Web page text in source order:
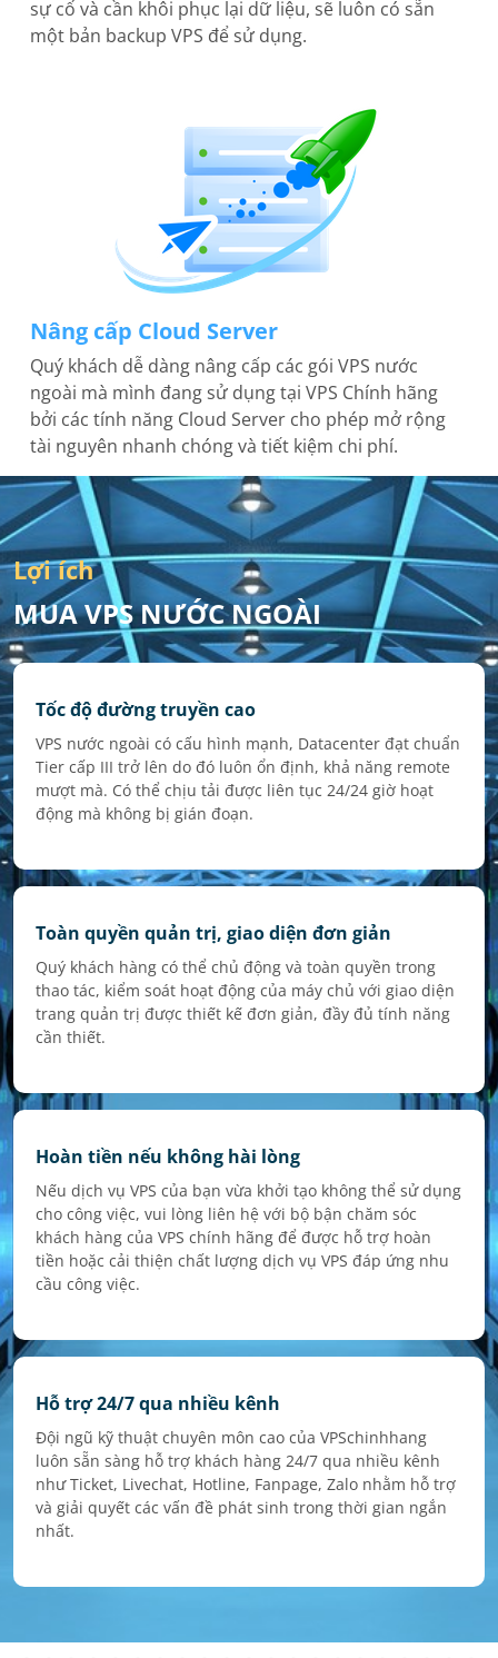
sự cố và cần khôi phục lại dữ liệu, sẽ luôn có sẵn
một bản backup VPS để sử dụng.
Nâng cấp Cloud Server
Quý khách dễ dàng nâng cấp các gói VPS nước
ngoài mà mình đang sử dụng tại VPS Chính hãng
bởi các tính năng Cloud Server cho phép mở rộng
tài nguyên nhanh chóng và tiết kiệm chi phí.
Lợi ích
MUA VPS NƯỚC NGOÀI
Tốc độ đường truyền cao
VPS nước ngoài có cấu hình mạnh, Datacenter đạt chuẩn
Tier cấp III trở lên do đó luôn ổn định, khả năng remote
mượt mà. Có thể chịu tải được liên tục 24/24 giờ hoạt
động mà không bị gián đoạn.
Toàn quyền quản trị, giao diện đơn giản
Quý khách hàng có thể chủ động và toàn quyền trong
thao tác, kiểm soát hoạt động của máy chủ với giao diện
trang quản trị được thiết kế đơn giản, đầy đủ tính năng
cần thiết.
Hoàn tiền nếu không hài lòng
Nếu dịch vụ VPS của bạn vừa khởi tạo không thể sử dụng
cho công việc, vui lòng liên hệ với bộ bận chăm sóc
khách hàng của VPS chính hãng để được hỗ trợ hoàn
tiền hoặc cải thiện chất lượng dịch vụ VPS đáp ứng nhu
cầu công việc.
Hỗ trợ 24/7 qua nhiều kênh
Đội ngũ kỹ thuật chuyên môn cao của VPSchinhhang
luôn sẵn sàng hỗ trợ khách hàng 24/7 qua nhiều kênh
như Ticket, Livechat, Hotline, Fanpage, Zalo nhằm hỗ trợ
và giải quyết các vấn đề phát sinh trong thời gian ngắn
nhất.